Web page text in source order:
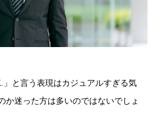
」と言う表現はカジュアルすぎる気
か迷った方は多いのではないでしょ